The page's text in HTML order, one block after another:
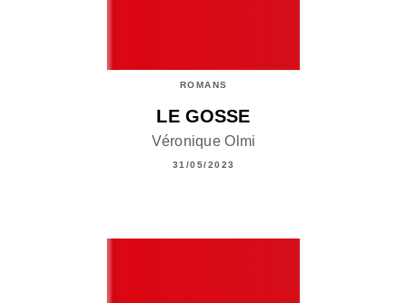
ROMANS
LE GOSSE
Véronique Olmi
31/05/2023